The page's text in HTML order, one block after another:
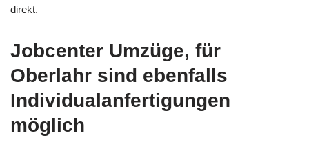
direkt.
Jobcenter Umzüge, für
Oberlahr sind ebenfalls
Individualanfertigungen
möglich